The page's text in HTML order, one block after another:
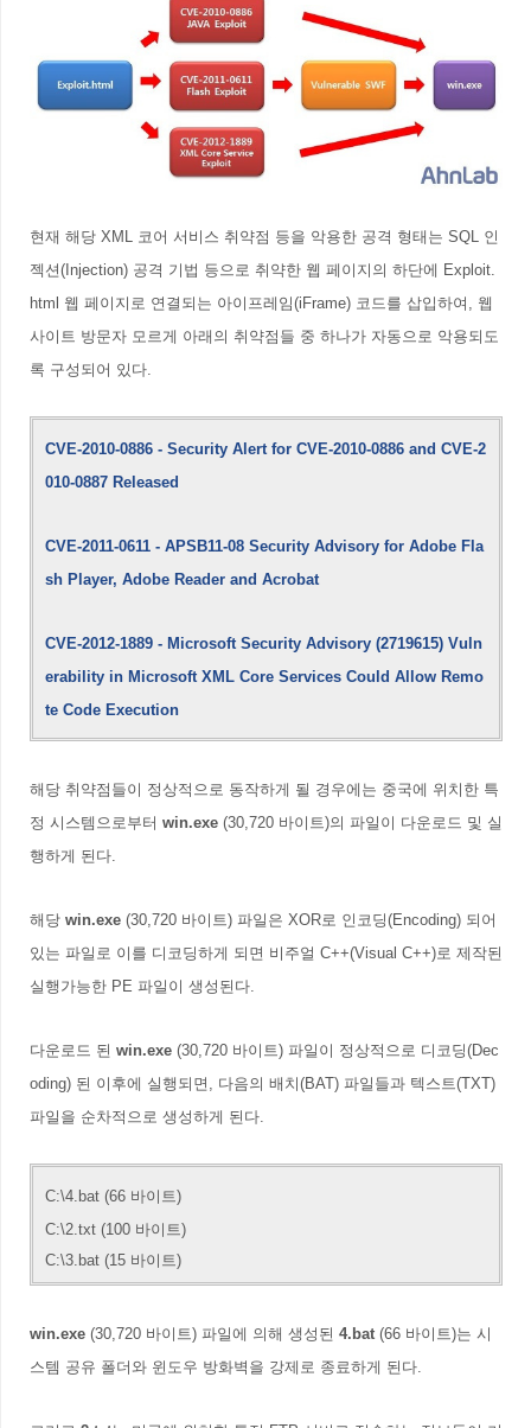
현재 해당 XML 코어 서비스 취약점 등을 악용한 공격 형태는 SQL 인
젝션(Injection) 공격 기법 등으로 취약한 웹 페이지의 하단에 Exploit.
html 웹 페이지로 연결되는 아이프레임(iFrame) 코드를 삽입하여, 웹
사이트 방문자 모르게 아래의 취약점들 중 하나가 자동으로 악용되도
록 구성되어 있다.
CVE-2010-0886 - Security Alert for CVE-2010-0886 and CVE-2
010-0887 Released
CVE-2011-0611 - APSB11-08 Security Advisory for Adobe Fla
sh Player, Adobe Reader and Acrobat
CVE-2012-1889 - Microsoft Security Advisory (2719615) Vuln
erability in Microsoft XML Core Services Could Allow Remo
te Code Execution
해당 취약점들이 정상적으로 동작하게 될 경우에는 중국에 위치한 특
정 시스템으로부터 win.exe (30,720 바이트)의 파일이 다운로드 및 실
행하게 된다.
해당 win.exe (30,720 바이트) 파일은 XOR로 인코딩(Encoding) 되어
있는 파일로 이를 디코딩하게 되면 비주얼 C++(Visual C++)로 제작된
실행가능한 PE 파일이 생성된다.
다운로드 된 win.exe (30,720 바이트) 파일이 정상적으로 디코딩(Dec
oding) 된 이후에 실행되면, 다음의 배치(BAT) 파일들과 텍스트(TXT)
파일 을 순차적으로 생성하게 된다.
C:\4.bat (66 바이트)
C:\2.txt (100 바이트)
C:\3.bat (15 바이트)
win.exe (30,720 바이트) 파일에 의해 생성된 4.bat (66 바이트)는 시
스템 공유 폴더와 윈도우 방화벽을 강제로 종료하게 된다.